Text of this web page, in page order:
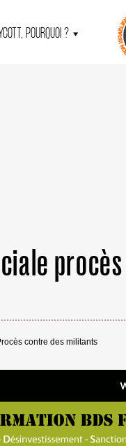
POURQUOI ?
contre des militants
← Merci !